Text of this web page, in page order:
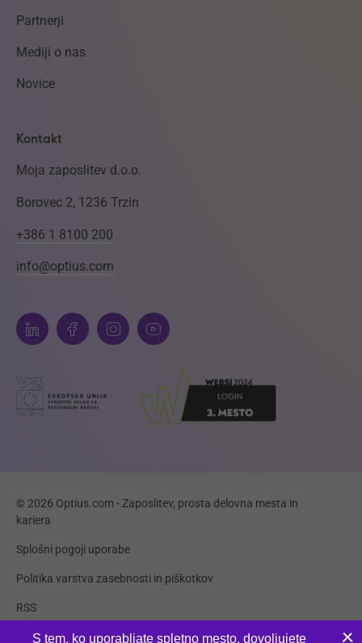
Partnerji
Mediji o nas
Novice
Kontakt
Moja zaposlitev d.o.o.
Borovec 2, 1236 Trzin
+386 1 8100 200
info@optius.com
© 2026 Optius.com - Zaposlitev, prosta delovna mesta in
kariera
Splošni pogoji uporabe
Politika varstva zasebnosti in piškotkov
RSS
Piškotki
S tem, ko uporabljate spletno mesto, dovoljujete